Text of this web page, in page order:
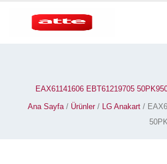
EAX61141606 EBT61219705
Ana Sayfa/ Ürünler/ LG Anakart /